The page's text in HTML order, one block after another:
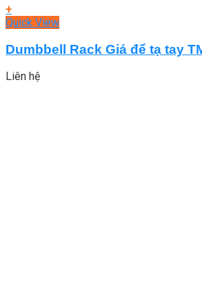
+
Quick View
Dumbbell Rack Giá để tạ tay
Liên hệ